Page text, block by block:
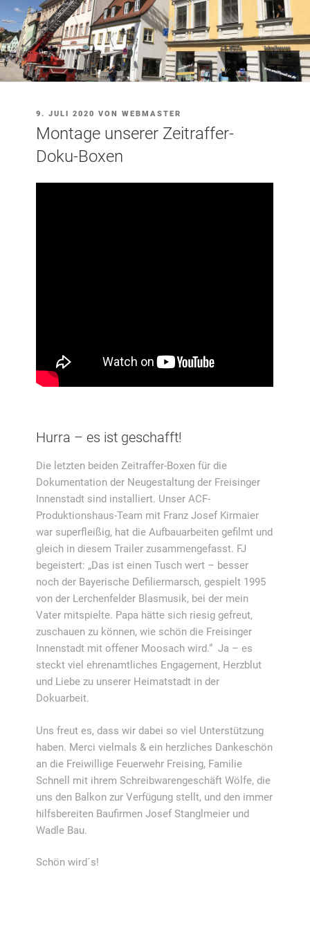
VERÖFFENTLICHT
AM
9. JULI 2020 VONWEBMASTER
Montage unserer Zeitraffer-
Doku-Boxen
Hurra – es ist geschafft!
Die letzten beiden Zeitraffer-Boxen für die
Dokumentation der Neugestaltung der Freisinger
Innenstadt sind installiert. Unser ACF-
Produktionshaus-Team mit Franz Josef Kirmaier
war superfleißig, hat die Aufbauarbeiten gefilmt und
gleich in diesem Trailer zusammengefasst. FJ
begeistert: „Das ist einen Tusch wert – besser
noch der Bayerische Defiliermarsch, gespielt 1995
von der Lerchenfelder Blasmusik, bei der mein
Vater mitspielte. Papa hätte sich riesig gefreut,
zuschauen zu können, wie schön die Freisinger
Innenstadt mit offener Moosach wird.“ Ja – es
steckt viel ehrenamtliches Engagement, Herzblut
und Liebe zu unserer Heimatstadt in der
Dokuarbeit.
Uns freut es, dass wir dabei so viel Unterstützung
haben. Merci vielmals & ein herzliches Dankeschön
an die Freiwillige Feuerwehr Freising, Familie
Schnell mit ihrem Schreibwarengeschäft Wölfe, die
uns den Balkon zur Verfügung stellt, und den immer
hilfsbereiten Baufirmen Josef Stanglmeier und
Wadle Bau.
Schön wird´s!